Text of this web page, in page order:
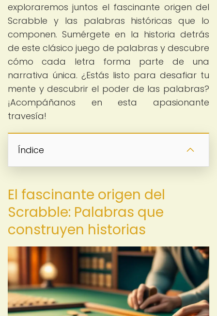
exploraremos juntos el fascinante origen del
Scrabble y las palabras históricas que lo
componen. Sumérgete en la historia detrás
de este clásico juego de palabras y descubre
cómo cada letra forma parte de una
narrativa única. ¿Estás listo para desafiar tu
mente y descubrir el poder de las palabras?
¡Acompáñanos en esta apasionante
travesía!
Índice
El fascinante origen del
Scrabble: Palabras que
construyen historias